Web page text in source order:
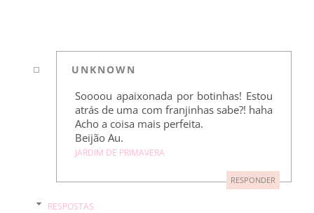
UNKNOWN
Soooou apaixonada por botinhas! Estou
atrás de uma com franjinhas sabe?! haha
Acho a coisa mais perfeita.
Beijão Au.
JARDIM DE PRIMAVERA
RESPONDER
RESPOSTAS